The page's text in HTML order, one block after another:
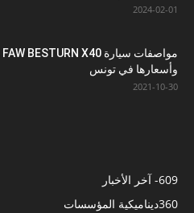
2024-02-01
وأسعارها في تونس
2021-10-30
- آخر الأخبار609
ديناميكية المؤسسات360